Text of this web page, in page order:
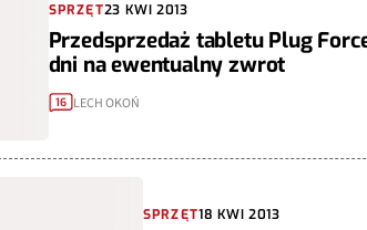
SPRZĘT23 KWI 2013
Przedsprzedaż tabletu Plug
dni na ewentualny zwrot
16 LECH OKOŃ
SPRZĘT18 KWI 2013